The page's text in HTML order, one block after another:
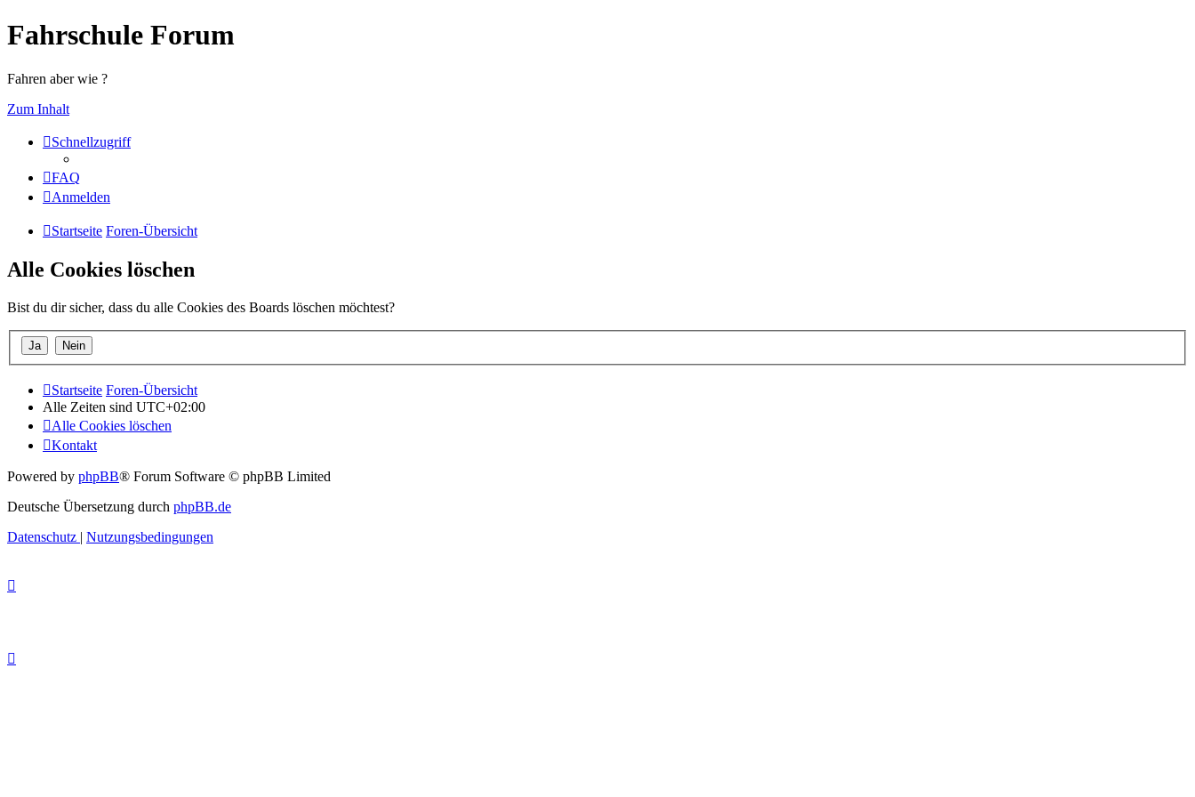
Fahrschule Forum
Fahren aber wie ?
Zum Inhalt
Schnellzugriff
FAQ
Anmelden
Startseite Foren-Übersicht
Alle Cookies löschen
Bist du dir sicher, dass du alle Cookies des Boards löschen möchtest?
Startseite Foren-Übersicht
Alle Zeiten sind UTC+02:00
Alle Cookies löschen
Kontakt
Powered by phpBB® Forum Software © phpBB Limited
Deutsche Übersetzung durch phpBB.de
Datenschutz | Nutzungsbedingungen